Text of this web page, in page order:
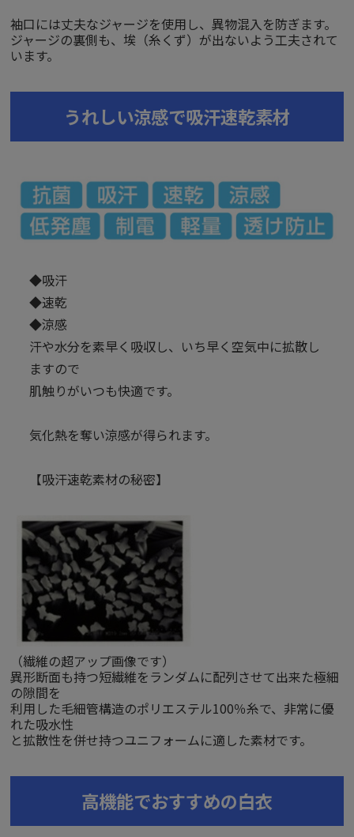
袖口には丈夫なジャージを使用し、異物混入を防ぎます。
ジャージの裏側も、埃（糸くず）が出ないよう工夫されて
います。
うれしい涼感で吸汗速乾素材
◆吸汗
◆速乾
◆涼感
汗や水分を素早く吸収し、いち早く空気中に拡散し
ますので
肌触りがいつも快適です。
気化熱を奪い涼感が得られます。
【吸汗速乾素材の秘密】
（繊維の超アップ画像です）
異形断面も持つ短繊維をランダムに配列させて出来た極細
の隙間を
利用した毛細管構造のポリエステル100％糸で、非常に優
れた吸水性
と拡散性を併せ持つユニフォームに適した素材です。
高機能でおすすめの白衣